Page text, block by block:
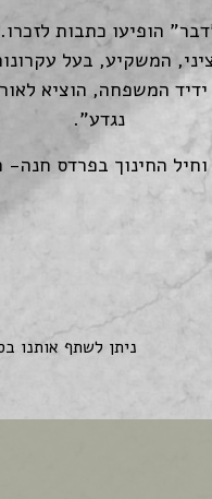
הופיעו כתבות לזכרו.
המשקיע, בעל
המשפחה, הוציא
נגדע".
החינוך בפרדס חנה-
ניתן לשתף אותנו